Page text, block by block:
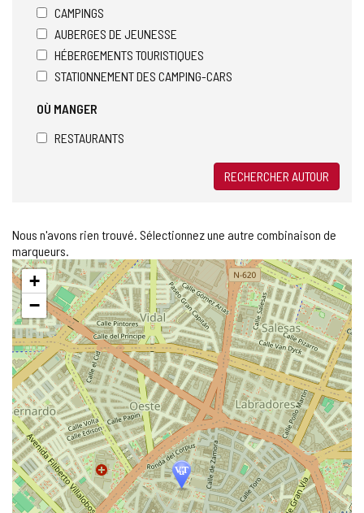
CAMPINGS
AUBERGES DE JEUNESSE
HÉBERGEMENTS TOURISTIQUES
STATIONNEMENT DES CAMPING-CARS
OÙ MANGER
RESTAURANTS
RECHERCHER AUTOUR
Nous n'avons rien trouvé. Sélectionnez une autre combinaison de
marqueurs.
Sauter
la
carte
+
−